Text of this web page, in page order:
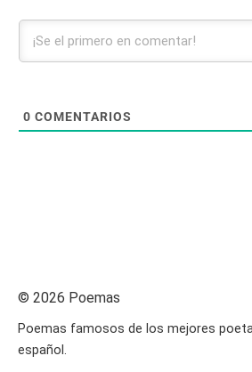
0 COMENTARIOS
© 2026 Poemas
Poemas famosos de los mejores
español.